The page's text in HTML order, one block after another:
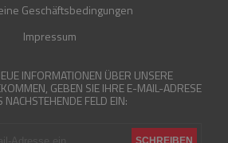
Geschäftsbedingungen
Impressum
INFORMATIONEN ÜBER UNSERE
GEBEN SIE IHRE E-MAIL-ADRESE
NACHSTEHENDE FELD EIN: